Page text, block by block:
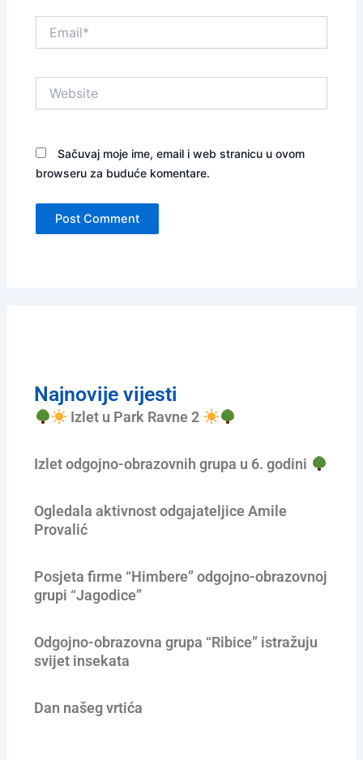
Sačuvaj moje ime, email i web stranicu u ovom
browseru za buduće komentare.
Najnovije vijesti
Izlet u Park Ravne 2
Izlet odgojno-obrazovnih grupa u 6. godini
Ogledala aktivnost odgajateljice Amile
Provalić
Posjeta firme “Himbere” odgojno-obrazovnoj
grupi “Jagodice”
Odgojno-obrazovna grupa “Ribice” istražuju
svijet insekata
Dan našeg vrtića